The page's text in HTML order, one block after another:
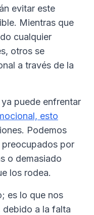
evitar este
Mientras que
cualquier
otros se
a través de la
puede enfrentar
esto
Podemos
preocupados por
o demasiado
los rodea.
es lo que nos
debido a la falta